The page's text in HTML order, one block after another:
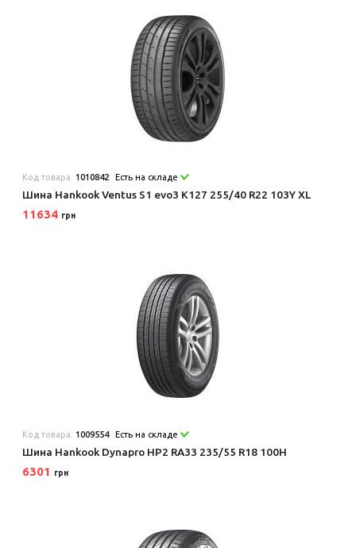
Код товара: 1010842 Есть на складе
Шина Hankook Ventus S1 evo3 K127 255/40 R22 103Y XL
11634 грн
Код товара: 1009554 Есть на складе
Шина Hankook Dynapro HP2 RA33 235/55 R18 100H
6301 грн